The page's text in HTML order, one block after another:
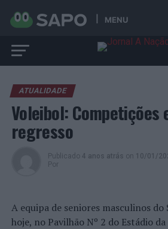
MENU
ATUALIDADE
Voleibol: Competições
regresso
Publicado 4 anos atrás on 10/01/
Por
A equipa de seniores masculinos do
hoje, no Pavilhão Nº 2 do Estádio